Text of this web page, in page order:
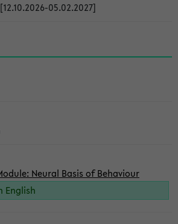
05.02.2027]
Neural Basis of Behaviour
English